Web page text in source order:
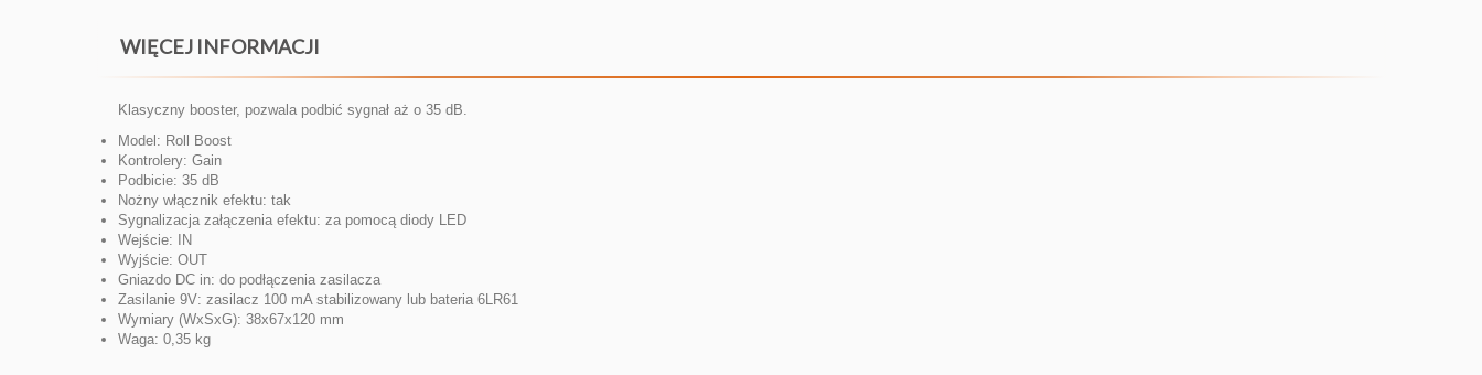
WIĘCEJ INFORMACJI
Klasyczny booster, pozwala podbić sygnał aż o 35 dB.
Model: Roll Boost
Kontrolery: Gain
Podbicie: 35 dB
Nożny włącznik efektu: tak
Sygnalizacja załączenia efektu: za pomocą diody LED
Wejście: IN
Wyjście: OUT
Gniazdo DC in: do podłączenia zasilacza
Zasilanie 9V: zasilacz 100 mA stabilizowany lub bateria 6LR61
Wymiary (WxSxG): 38x67x120 mm
Waga: 0,35 kg